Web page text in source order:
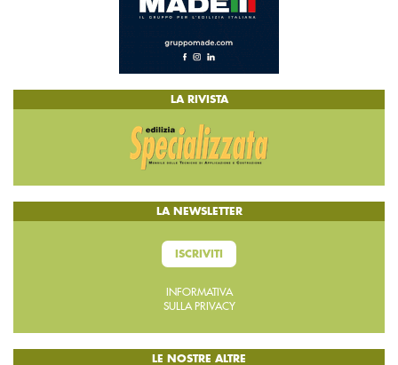
LA RIVISTA
LA NEWSLETTER
ISCRIVITI
INFORMATIVA
SULLA PRIVACY
LE NOSTRE ALTRE